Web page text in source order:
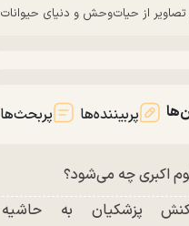
تصاویر از حیات‌وحش و دنیای حیوانات
پربیننده‌ها پربحث‌ها
اکبری چه می‌شود؟
پزشکیان به حاشیه